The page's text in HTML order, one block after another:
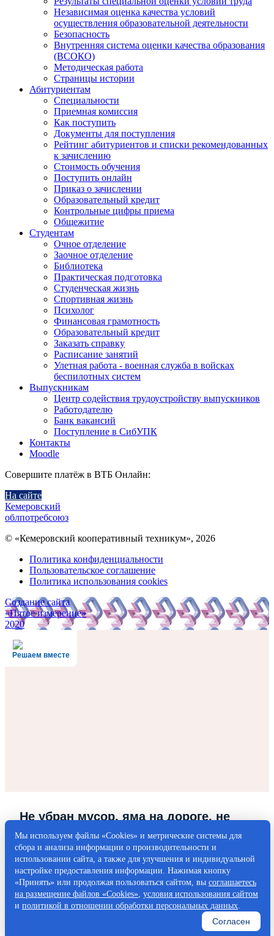
Независимая оценка качества условий
осуществления образовательной деятельности
Безопасность
Внутренняя система оценки качества образования
(ВСОКО)
Методическая работа
Страницы истории
Абитуриентам
Специальности
Приемная комиссия
Как поступить
Документы для поступления
Рейтинг абитуриентов и списки рекомендованных
к зачислению
Стоимость обучения
Поступить онлайн
Приказ о зачислении
Образовательный кредит
Контрольные цифры приема
Общежитие
Студентам
Очное отделение
Заочное отделение
Библиотека
Практическая подготовка
Студенческая жизнь
Спортивная жизнь
Психолог
Финансовая грамотность
Образовательный кредит
Заказать справку
Расписание занятий
Улетная работа - военная служба в войсках
беспилотных систем
Выпускникам
Центр содействия трудоустройству выпускников
Работодателю
Банк вакансий
Поступление в СибУПК
Контакты
Moodle
Совершите платёж в ВТБ Онлайн:
На сайте
Кемеровский
облпотребсоюз
© «Кемеровский кооперативный техникум», 2026
Политика конфиденциальности
Пользовательское соглашение
Политика использования cookies
Создание сайта
«Пятое измерение»
2020
Решаем вместе
Не убран мусор, яма на дороге, не
горит фонарь?
Столкнулись с проблемой — сообщите о ней!
Написать о проблеме
Мы используем файлы «Cookies» и метрические системы для
сбора и анализа информации о производительности и
использовании сайта, а также для улучшения и индивидуальной
настройке предоставления информации. Нажимая кнопку
«Принять» или продолжая пользоваться сайтом, вы соглашаетесь
на размещение файлов «Cookies», условия использования сайтом
и политикой в отношении обработки персональных данных.
Согласен